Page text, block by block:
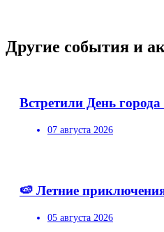
Другие события и
Встретили День
07 августа 2026
🍉 Летние
05 августа 2026